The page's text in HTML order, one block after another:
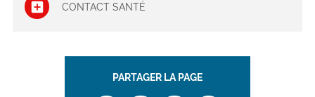
CONTACT SANTÉ
PARTAGER LA PAGE